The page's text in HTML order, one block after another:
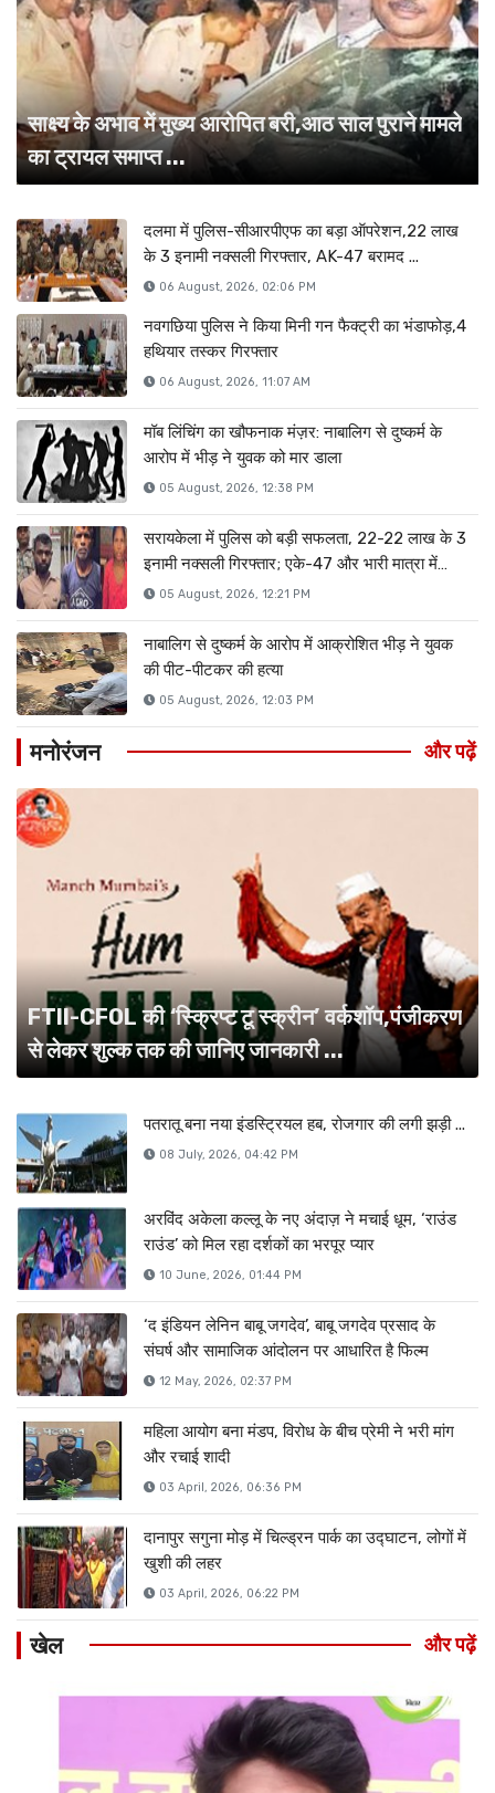
साक्ष्य के अभाव में मुख्य आरोपित बरी,आठ साल पुराने मामले
का ट्रायल समाप्त ...
दलमा में पुलिस-सीआरपीएफ का बड़ा ऑपरेशन,22 लाख
के 3 इनामी नक्सली गिरफ्तार, AK-47 बरामद ...
06 August, 2026, 02:06 PM
नवगछिया पुलिस ने किया मिनी गन फैक्ट्री का भंडाफोड़,4
हथियार तस्कर गिरफ्तार
06 August, 2026, 11:07 AM
मॉब लिंचिंग का खौफनाक मंज़र: नाबालिग से दुष्कर्म के
आरोप में भीड़ ने युवक को मार डाला
05 August, 2026, 12:38 PM
सरायकेला में पुलिस को बड़ी सफलता, 22-22 लाख के 3
इनामी नक्सली गिरफ्तार; एके-47 और भारी मात्रा में
हथियार बरामद
05 August, 2026, 12:21 PM
नाबालिग से दुष्कर्म के आरोप में आक्रोशित भीड़ ने युवक
की पीट-पीटकर की हत्या
05 August, 2026, 12:03 PM
मनोरंजन और पढ़ें
FTII-CFOL की ‘स्क्रिप्ट टू स्क्रीन’ वर्कशॉप,पंजीकरण
से लेकर शुल्क तक की जानिए जानकारी ...
पतरातू बना नया इंडस्ट्रियल हब, रोजगार की लगी झड़ी ...
08 July, 2026, 04:42 PM
अरविंद अकेला कल्लू के नए अंदाज़ ने मचाई धूम, ‘राउंड
राउंड’ को मिल रहा दर्शकों का भरपूर प्यार
10 June, 2026, 01:44 PM
‘द इंडियन लेनिन बाबू जगदेव’, बाबू जगदेव प्रसाद के
संघर्ष और सामाजिक आंदोलन पर आधारित है फिल्म
12 May, 2026, 02:37 PM
महिला आयोग बना मंडप, विरोध के बीच प्रेमी ने भरी मांग
और रचाई शादी
03 April, 2026, 06:36 PM
दानापुर सगुना मोड़ में चिल्ड्रन पार्क का उद्घाटन, लोगों में
खुशी की लहर
03 April, 2026, 06:22 PM
खेल और पढ़ें